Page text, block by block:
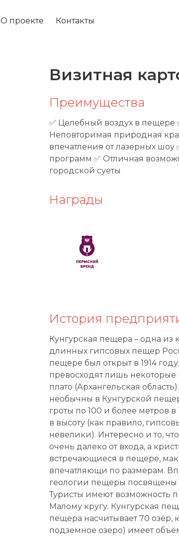
О проекте Контакты
Визитная
Преимущества
✅ Целебный воздух в пещере
Неповторимая природная
впечатления от лазерных
программ ✅ Отличная
городской суеты
Награды
История
Кунгурская пещера – одна
длинных гипсовых пещер
пещере был открыт в 1914
превосходят лишь
плато (Архангельская
необычны в Кунгурской
гроты по 100 и более метров
в высоту (как правило,
невелики). Интересно и то,
очень далеко от входа, а
встречающиеся в пещере,
впечатляющи по размерам.
геологии пещеры посвящены
Туристы имеют возможность
Малому кругу. Кунгурская
пещера насчитывает 70
подземное озеро) имеет